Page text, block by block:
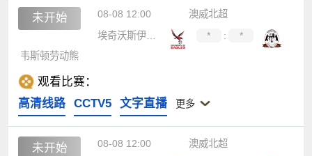
未开始 08-08 12:00
澳威北超
埃奇沃斯伊格斯
* :
*
韦斯顿劳动熊
观看比赛：
高清线路
CCTV5 文字直播 更多
未开始 08-08 12:00
澳威北超